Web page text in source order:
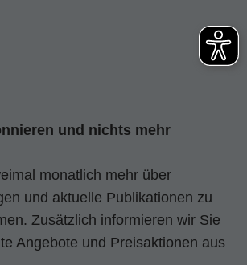
und nichts mehr
monatlich mehr über
und aktuelle Publikationen zu
Zusätzlich informieren wir Sie
Angebote und Preisaktionen aus